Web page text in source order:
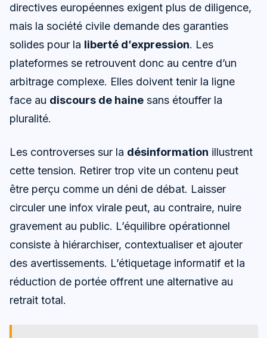
directives européennes exigent plus de diligence,
mais la société civile demande des garanties
solides pour la liberté d’expression. Les
plateformes se retrouvent donc au centre d’un
arbitrage complexe. Elles doivent tenir la ligne
face au discours de haine sans étouffer la
pluralité.
Les controverses sur la désinformation illustrent
cette tension. Retirer trop vite un contenu peut
être perçu comme un déni de débat. Laisser
circuler une infox virale peut, au contraire, nuire
gravement au public. L’équilibre opérationnel
consiste à hiérarchiser, contextualiser et ajouter
des avertissements. L’étiquetage informatif et la
réduction de portée offrent une alternative au
retrait total.